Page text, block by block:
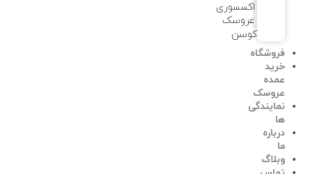
اکسسوری
عروسک
کوسن
فروشگاه
خرید
عمده
عروسک
نمایندگی
ها
درباره
ما
وبلاگ